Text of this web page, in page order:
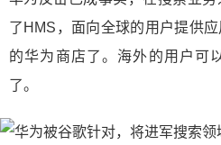
了HMS，面向全球的用户提供
的华为商店了。海外的用户可
了。